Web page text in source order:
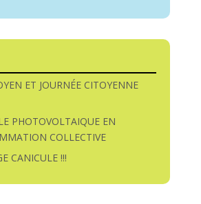
ET JOURNÉE CITOYENNE
PHOTOVOLTAIQUE EN
COLLECTIVE
CANICULE !!!